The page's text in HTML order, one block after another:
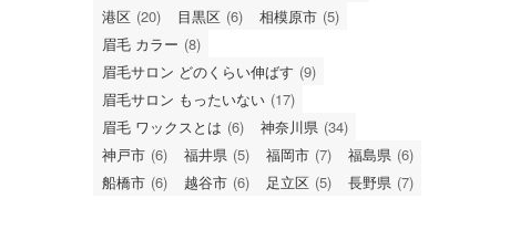
港区 (20) 目黒区 (6) 相模原市 (5)
眉毛 カラー (8)
眉毛サロン どのくらい伸ばす (9)
眉毛サロン もったいない (17)
眉毛 ワックスとは (6) 神奈川県 (34)
神戸市 (6) 福井県 (5) 福岡市 (7) 福島県 (6)
船橋市 (6) 越谷市 (6) 足立区 (5) 長野県 (7)